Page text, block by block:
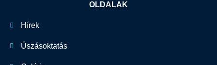
OLDALAK
Hírek
Úszásoktatás